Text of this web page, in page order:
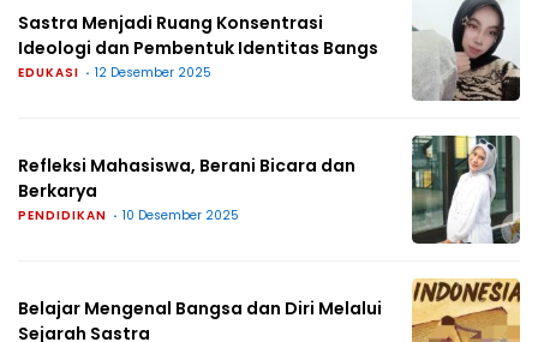
Sastra Menjadi Ruang Konsentrasi
Ideologi dan Pembentuk Identitas Bangs
EDUKASI 12 Desember 2025
Refleksi Mahasiswa, Berani Bicara dan
Berkarya
PENDIDIKAN 10 Desember 2025
Belajar Mengenal Bangsa dan Diri Melalui
Sejarah Sastra